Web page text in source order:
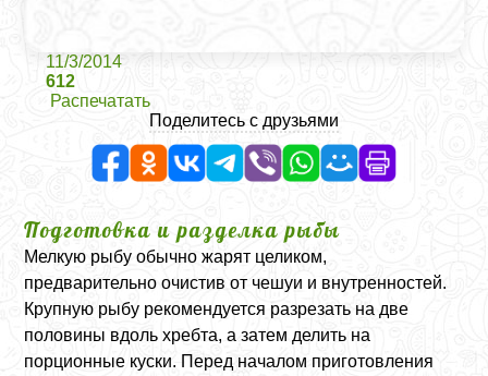
11/3/2014
612
Распечатать
Поделитесь с друзьями
Подготовка и разделка рыбы
Мелкую рыбу обычно жарят целиком,
предварительно очистив от чешуи и внутренностей.
Крупную рыбу рекомендуется разрезать на две
половины вдоль хребта, а затем делить на
порционные куски. Перед началом приготовления